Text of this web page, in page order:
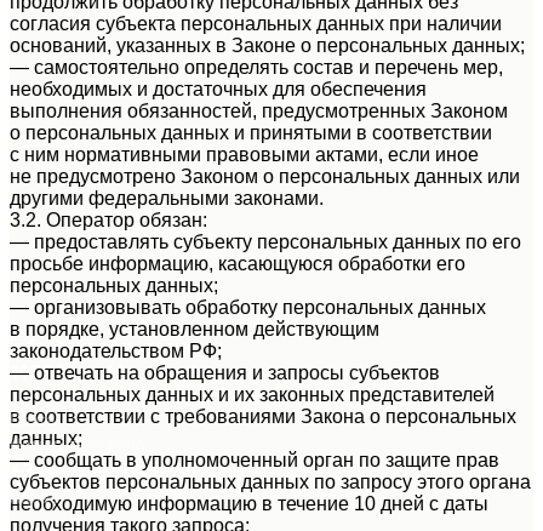
info@nexson-group.ru
115533, г. Москва, Нагатинская
набережная, д. 14, к. 1, помещ. 8
Почта
Номер телефона
+7 (495) 937-46-86
Адрес
согласия субъекта персональных данных при наличии
оснований, указанных в Законе о персональных данных;
— самостоятельно определять состав и перечень мер,
необходимых и достаточных для обеспечения
выполнения обязанностей, предусмотренных Законом
о персональных данных и принятыми в соответствии
с ним нормативными правовыми актами, если иное
не предусмотрено Законом о персональных данных или
другими федеральными законами.
3.2. Оператор обязан:
— предоставлять субъекту персональных данных по его
просьбе информацию, касающуюся обработки его
персональных данных;
— организовывать обработку персональных данных
в порядке, установленном действующим
законодательством РФ;
— отвечать на обращения и запросы субъектов
персональных данных и их законных представителей
в соответствии с требованиями Закона о персональных
данных;
— сообщать в уполномоченный орган по защите прав
субъектов персональных данных по запросу этого органа
необходимую информацию в течение 10 дней с даты
получения такого запроса;